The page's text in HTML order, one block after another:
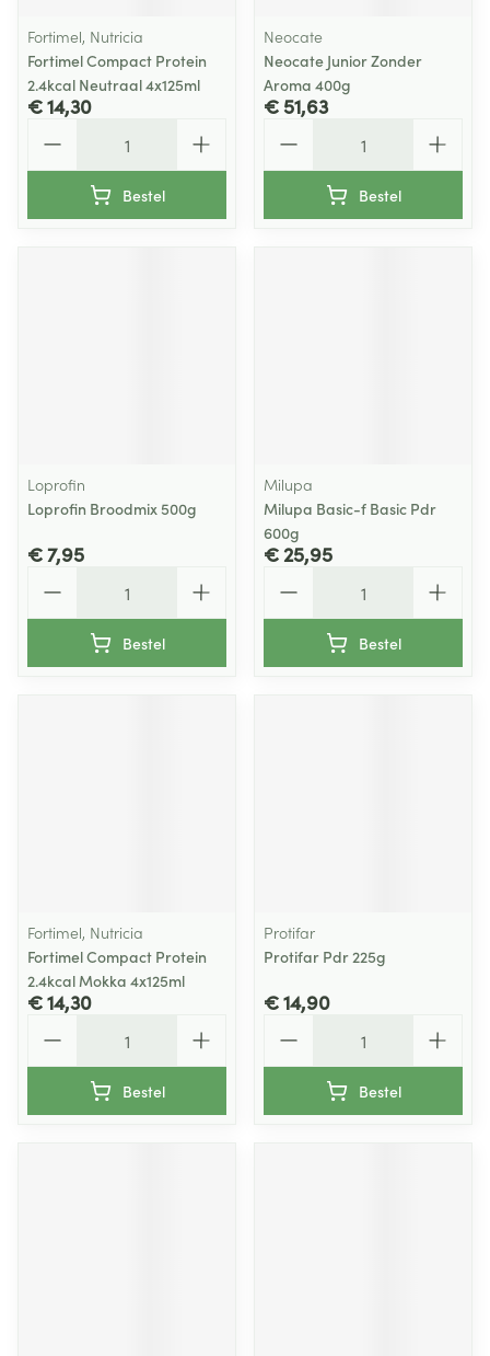
Fortimel, Nutricia
Fortimel Compact Protein
2.4kcal Neutraal 4x125ml
€ 14,30
Bestel
Neocate
Neocate Junior Zonder
Aroma 400g
€ 51,63
Bestel
Loprofin
Loprofin Broodmix 500g
€ 7,95
Bestel
Milupa
Milupa Basic-f Basic Pdr
600g
€ 25,95
Bestel
Fortimel, Nutricia
Fortimel Compact Protein
2.4kcal Mokka 4x125ml
€ 14,30
Bestel
Protifar
Protifar Pdr 225g
€ 14,90
Bestel